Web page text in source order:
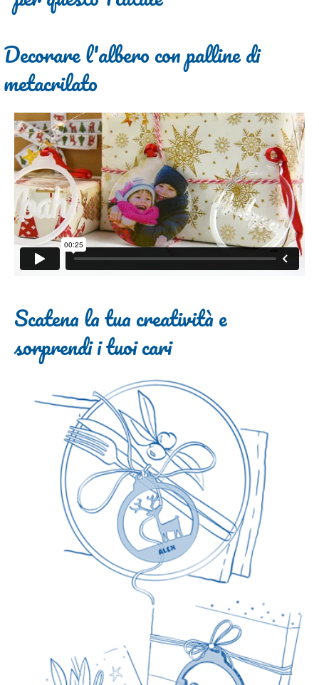
Decorare l'albero con palline di
metacrilato
Scatena la tua creatività e
sorprendi i tuoi cari